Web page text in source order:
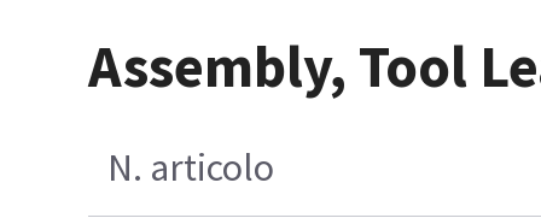
Assembly, Tool
N. articolo